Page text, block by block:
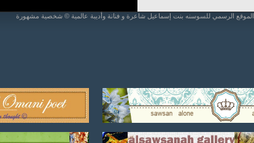
الموقع الرسمي للسوسنه بنت إسماعيل شاعرة و فنانة وأديبة عالمية © شخصية مشهورة